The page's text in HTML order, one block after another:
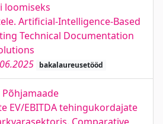
loomiseks
Artificial-Intelligence-Based
Technical Documentation
bakalaureusetööd
EV/EBITDA tehingukordajate